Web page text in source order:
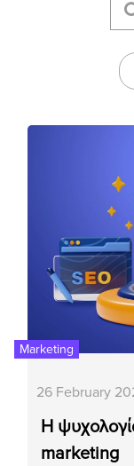
Marketing
26 February
Η
marketing